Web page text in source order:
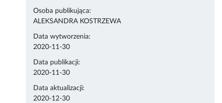
Osoba publikująca:
ALEKSANDRA KOSTRZEWA
Data wytworzenia:
2020-11-30
Data publikacji:
2020-11-30
Data aktualizacji:
2020-12-30